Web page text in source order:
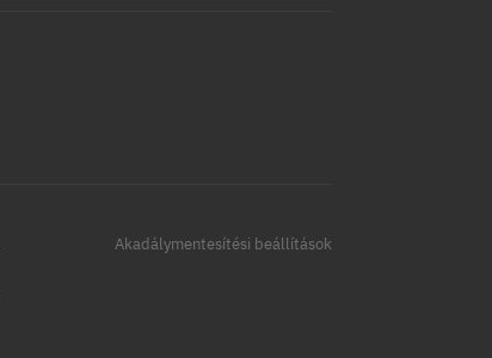
Akadálymentesítési beállítások